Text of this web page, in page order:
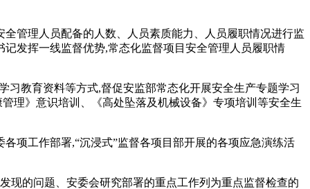
管理人员配备的人数、人员素质能力、人员履职情况进行监
发挥一线监督优势,常态化监督项目安全管理人员履职情
习教育资料等方式,督促安监部常态化开展安全生产专题学习
理》意识培训、《高处坠落及机械设备》专项培训等安全生
项工作部署,“沉浸式”监督各项目部开展的各项应急演练活
现的问题、安委会研究部署的重点工作列为重点监督检查的